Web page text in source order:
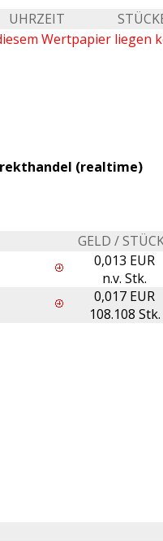
UHRZEIT
Wertpapier liegen
(realtime)
GELD /
0,013 EUR
n.v. Stk.
0,017 EUR
108.108 Stk.